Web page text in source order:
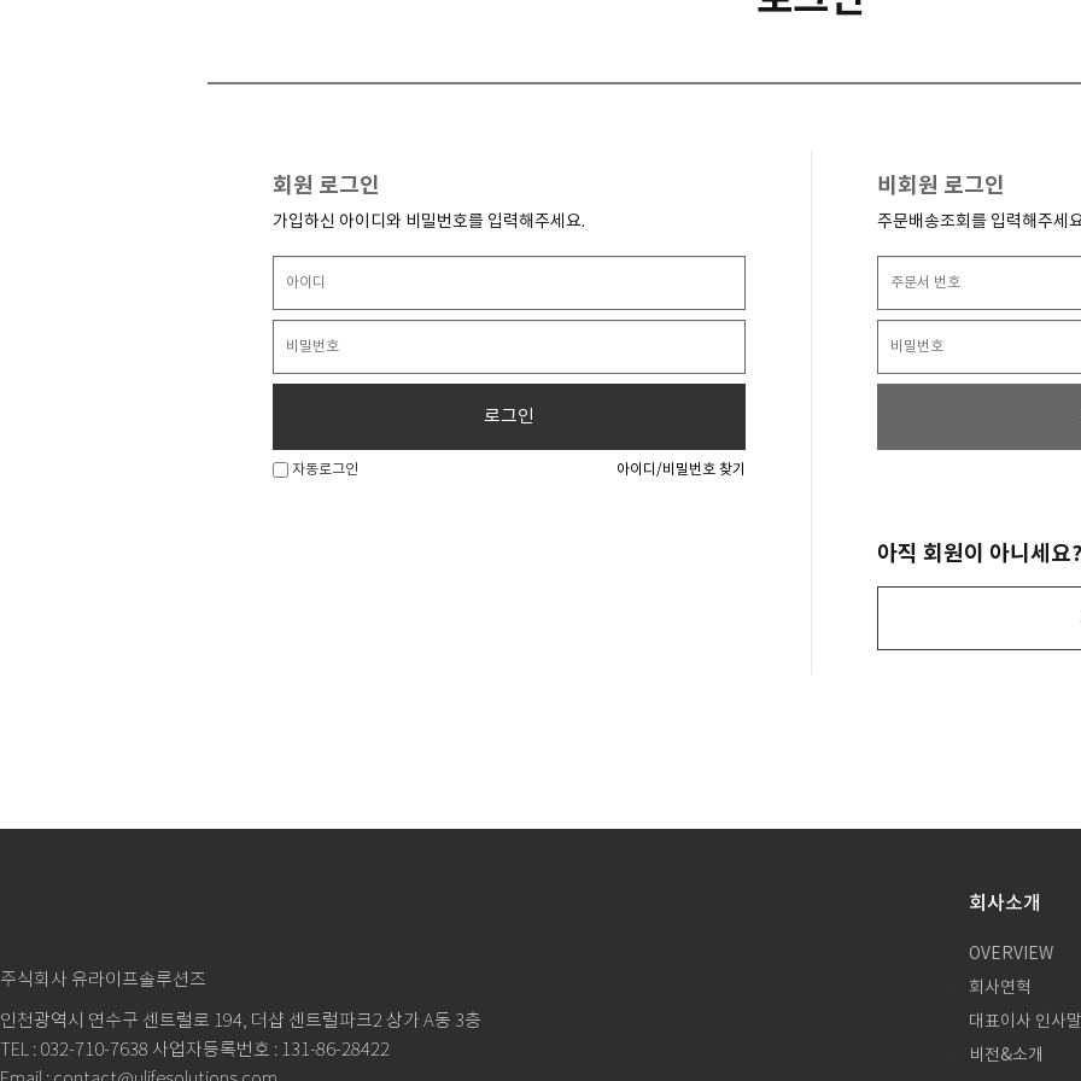
회원 로그인
가입하신 아이디와 비밀번호를 입력해주세요.
로그인
자동로그인 아이디/비밀번호 찾기
비회원 로그인
주문배송조회를 입력해주세
아직 회원이 아니세요?
주식회사 유라이프솔루션즈
인천광역시 연수구 센트럴로 194, 더샵 센트럴파크2 상가 A동 3층
TEL : 032-710-7638 사업자등록번호 : 131-86-28422
회사소개
OVERVIEW
회사연혁
대표이사 인사말
비전&소개